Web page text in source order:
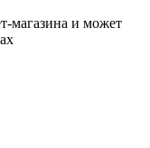
магазина и может